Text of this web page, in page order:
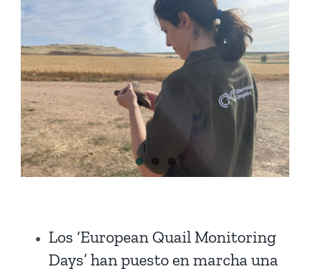
Los ‘European Quail Monitoring
Days’ han puesto en marcha una